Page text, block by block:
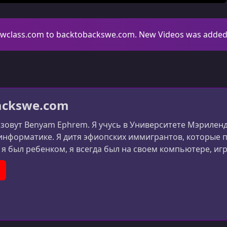
to backtobackswe.com. New Videos was
Benyam Ephrem. Я учусь в Университете
Я дитя эфиопских иммигрантов, которые
я был ребенком, я всегда был на своем компьютере,
это ключевая характеристика моего разума. Но